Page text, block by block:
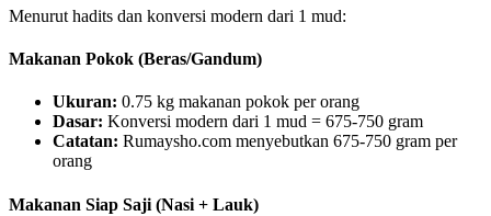
Menurut hadits dan konversi modern dari 1 mud:
Makanan Pokok (Beras/Gandum)
Ukuran: 0.75 kg makanan pokok per orang
Dasar: Konversi modern dari 1 mud = 675-750 gram
Catatan: Rumaysho.com menyebutkan 675-750 gram per
orang
Makanan Siap Saji (Nasi + Lauk)